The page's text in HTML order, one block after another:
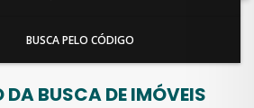
BUSCA PELO CÓDIGO
DA BUSCA DE IMÓVEIS